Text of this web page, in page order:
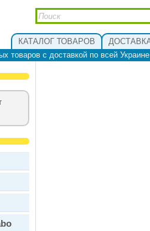
КАТАЛОГ ТОВАРОВ
товаров с доставкой по всей